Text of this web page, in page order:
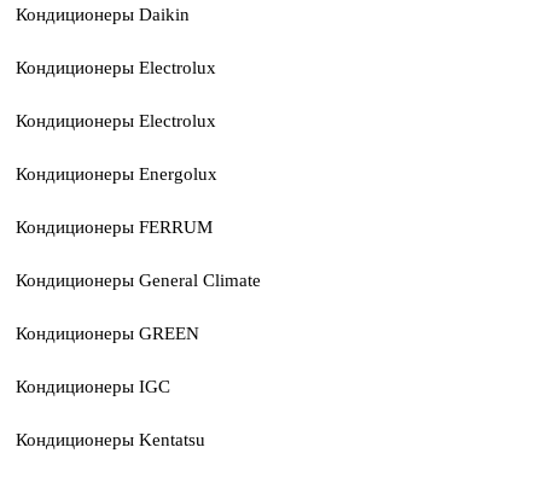
Кондиционеры Daikin
Кондиционеры Electrolux
Кондиционеры Electrolux
Кондиционеры Energolux
Кондиционеры FERRUM
Кондиционеры General Climate
Кондиционеры GREEN
Кондиционеры IGC
Кондиционеры Kentatsu